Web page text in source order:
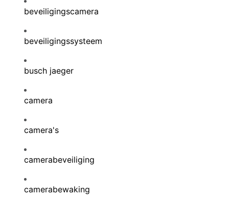
beveiligingscamera
beveiligingssysteem
busch jaeger
camera
camera's
camerabeveiliging
camerabewaking